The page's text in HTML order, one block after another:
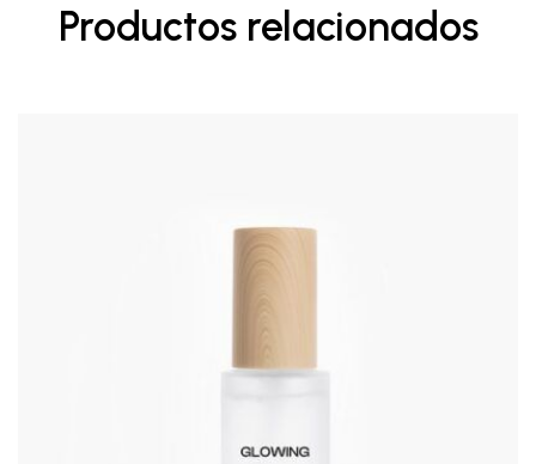
Productos relacionados